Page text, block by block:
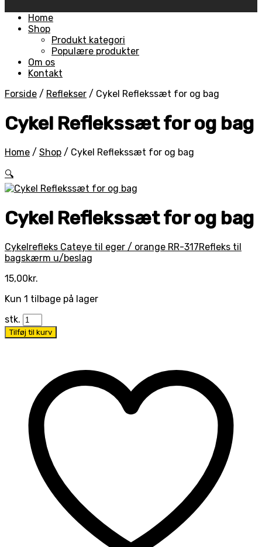
Skip
Home
Shop
Produkt kategori
Populære produkter
Om os
Kontakt
Forside / Reflekser / Cykel Reflekssæt for og bag
Cykel Reflekssæt for og bag
Home / Shop / Cykel Reflekssæt for og bag
🔍
Cykel Reflekssæt for og bag
Cykelrefleks Cateye til eger / orange RR-317Refleks til
bagskærm u/beslag
15,00kr.
Kun 1 tilbage på lager
stk.
Tilføj til kurv